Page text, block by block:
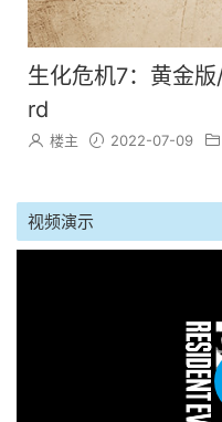
生化危机7：黄金
rd
楼主 2022-07-09
视频演示